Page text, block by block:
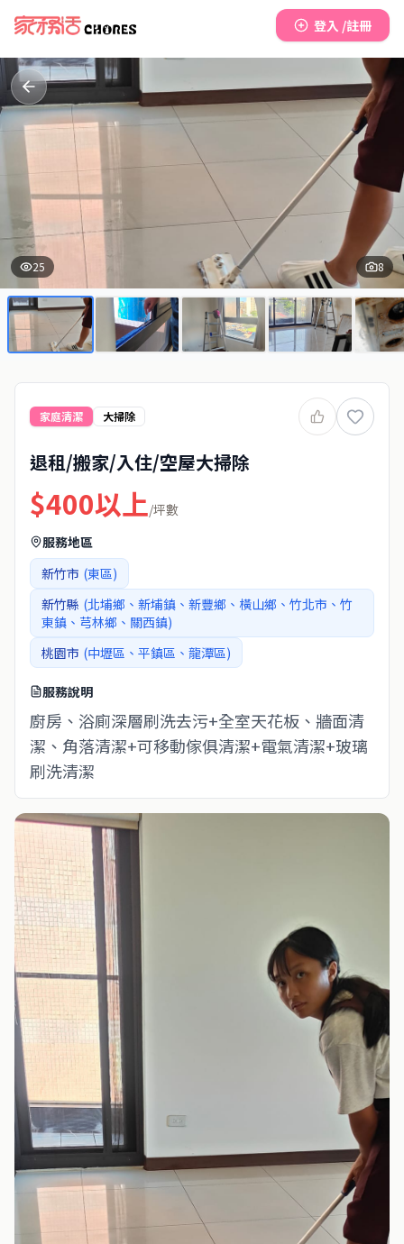
登入 /註冊
25 8
家庭清潔 大掃除
退租/搬家/入住/空屋大掃除
$400以上/坪數
服務地區
新竹市 (東區)
新竹縣 (北埔鄉、新埔鎮、新豐鄉、橫山鄉、竹北市、竹
東鎮、芎林鄉、關西鎮)
桃園市 (中壢區、平鎮區、龍潭區)
服務說明
廚房、浴廁深層刷洗去污+全室天花板、牆面清
潔、角落清潔+可移動傢俱清潔+電氣清潔+玻璃
刷洗清潔